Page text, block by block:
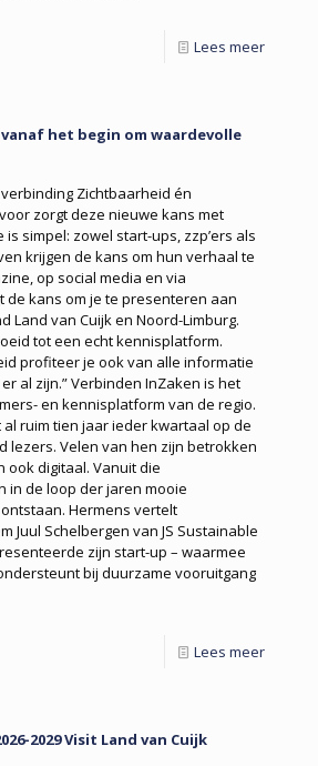
Lees meer
het begin om waardevolle
Zichtbaarheid én
zorgt deze nieuwe kans met
is simpel: zowel start-ups, zzp’ers als
krijgen de kans om hun verhaal te
op social media en via
de kans om je te presenteren aan
Land van Cuijk en Noord-Limburg.
tot een echt kennisplatform.
profiteer je ook van alle informatie
al zijn.” Verbinden InZaken is het
en kennisplatform van de regio.
ruim tien jaar ieder kwartaal op de
lezers. Velen van hen zijn betrokken
ook digitaal. Vanuit die
in de loop der jaren mooie
Hermens vertelt
Juul Schelbergen van JS Sustainable
zijn start-up – waarmee
bij duurzame vooruitgang
Lees meer
2029 Visit Land van Cuijk